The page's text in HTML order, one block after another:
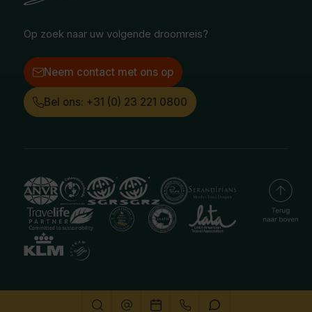
Instagram
Op zoek naar uw volgende droomreis?
Neem contact met ons op
Bel ons: +31 (0) 23 221 0800